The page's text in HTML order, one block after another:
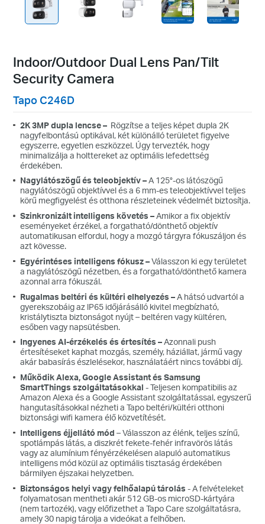
Indoor/Outdoor Dual Lens Pan/Tilt
Security Camera
Tapo C246D
2K 3MP dupla lencse – Rögzítse a teljes képet dupla 2K
nagyfelbontású optikával, két különálló területet figyelve
egyszerre, egyetlen eszközzel. Úgy tervezték, hogy
minimalizálja a holttereket az optimális lefedettség
érdekében.
Nagylátószögű és teleobjektív –A 125°-os látószögű
nagylátószögű objektívvel és a 6 mm-es teleobjektívvel teljes
körű megfigyelést és otthona részleteinek védelmét biztosítja.
Szinkronizált intelligens követés –Amikor a fix objektív
eseményeket érzékel, a forgatható/dönthető objektív
automatikusan elfordul, hogy a mozgó tárgyra fókuszáljon és
azt kövesse.
Egyérintéses intelligens fókusz –Válasszon ki egy területet
a nagylátószögű nézetben, és a forgatható/dönthető kamera
azonnal arra fókuszál.
Rugalmas beltéri és kültéri elhelyezés –A hátsó udvartól a
gyerekszobáig az lP65 időjárásálló kivitel megbízható,
kristálytiszta biztonságot nyújt – beltéren vagy kültéren,
esőben vagy napsütésben.
Ingyenes AI-érzékelés és értesítés –Azonnali push
értesítéseket kaphat mozgás, személy, háziállat, jármű vagy
akár babasírás észlelésekor, használatáért nincs további díj.
Működik Alexa, Google Assistant és Samsung
SmartThings szolgáltatásokkal - Teljesen kompatibilis az
Amazon Alexa és a Google Assistant szolgáltatással, egyszerű
hangutasításokkal nézheti a Tapo beltéri/kültéri otthoni
biztonsági wifi kamera élő közvetítését.
Intelligens éjjellátó mód – Válasszon az élénk, teljes színű,
spotlámpás látás, a diszkrét fekete-fehér infravörös látás
vagy az alumínium fényérzékelésen alapuló automatikus
intelligens mód közül az optimális tisztaság érdekében
bármilyen éjszakai helyzetben.
Biztonságos helyi vagy felhőalapú tárolás -A felvételeket
folyamatosan mentheti akár 512 GB-os microSD-kártyára
(nem tartozék), vagy előfizethet a Tapo Care szolgáltatásra,
amely 30 napig tárolja a videókat a felhőben.